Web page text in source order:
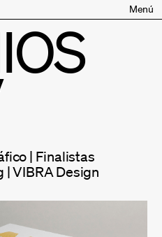
Menú
| Finalistas
| VIBRA Design